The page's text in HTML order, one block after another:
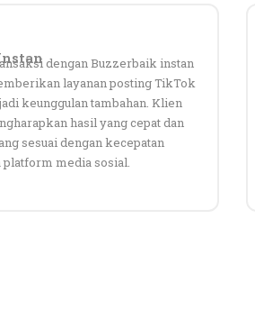
dengan Buzzerbaik instan
layanan posting TikTok
keunggulan tambahan. Klien
hasil yang cepat dan
sesuai dengan kecepatan
media sosial.